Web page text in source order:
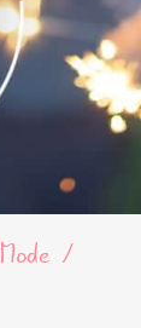
Mode